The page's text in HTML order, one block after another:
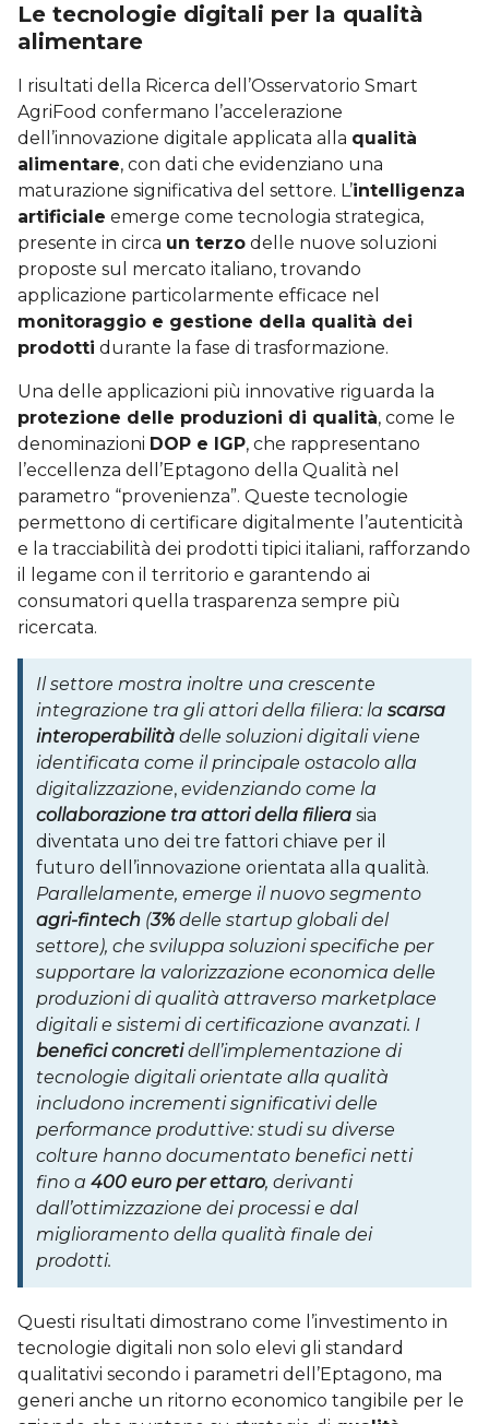
Le tecnologie digitali per la qualità
alimentare
I risultati della Ricerca dell’Osservatorio Smart
AgriFood confermano l’accelerazione
dell’innovazione digitale applicata alla qualità
alimentare, con dati che evidenziano una
maturazione significativa del settore. L’intelligenza
artificiale emerge come tecnologia strategica,
presente in circa un terzo delle nuove soluzioni
proposte sul mercato italiano, trovando
applicazione particolarmente efficace nel
monitoraggio e gestione della qualità dei
prodotti durante la fase di trasformazione.
Una delle applicazioni più innovative riguarda la
protezione delle produzioni di qualità, come le
denominazioni DOP e IGP, che rappresentano
l’eccellenza dell’Eptagono della Qualità nel
parametro “provenienza”. Queste tecnologie
permettono di certificare digitalmente l’autenticità
e la tracciabilità dei prodotti tipici italiani, rafforzando
il legame con il territorio e garantendo ai
consumatori quella trasparenza sempre più
ricercata.
Il settore mostra inoltre una crescente
integrazione tra gli attori della filiera: la scarsa
interoperabilità delle soluzioni digitali viene
identificata come il principale ostacolo alla
digitalizzazione, evidenziando come la
collaborazione tra attori della filiera sia
diventata uno dei tre fattori chiave per il
futuro dell’innovazione orientata alla qualità.
Parallelamente, emerge il nuovo segmento
agri-fintech (3% delle startup globali del
settore), che sviluppa soluzioni specifiche per
supportare la valorizzazione economica delle
produzioni di qualità attraverso marketplace
digitali e sistemi di certificazione avanzati. I
benefici concretidell’implementazione di
tecnologie digitali orientate alla qualità
includono incrementi significativi delle
performance produttive: studi su diverse
colture hanno documentato benefici netti
fino a 400 euro per ettaro, derivanti
dall’ottimizzazione dei processi e dal
miglioramento della qualità finale dei
prodotti.
Questi risultati dimostrano come l’investimento in
tecnologie digitali non solo elevi gli standard
qualitativi secondo i parametri dell’Eptagono, ma
generi anche un ritorno economico tangibile per le